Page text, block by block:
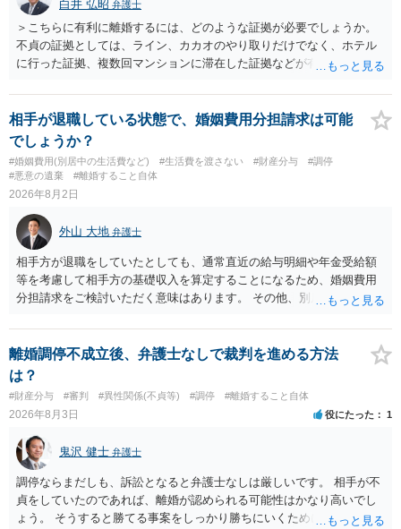
白井 弘昭 弁護士
＞こちらに有利に離婚するには、どのような証拠が必要でしょうか。
不貞の証拠としては、ライン、カカオのやり取りだけでなく、ホテル
に行った証拠、複数回マンションに滞在した証拠などが有効です。 不
婚する、慰謝料をとるなど）ことができると思われます。 ただし、不
貞発覚後、長期間同居を続けると、不貞を許したとの評価につながる
場合がありますので、ご注意ください。 以上、ご参考まで。
相手が退職している状態で、婚姻費用分担請求は可能
でしょうか？
#婚姻費用(別居中の生活費など) #生活費を渡さない #財産分与
#調停
#悪意の遺棄
#離婚すること自体
2026年8月2日
外山 大地 弁護士
相手方が退職をしていたとしても、通常直近の給与明細や年金受給額
等を考慮して相手方の基礎収入を算定することになるため、婚姻費用
分担請求をご検討いただく意味はあります。 その他、別居の経緯、質
て、ご検討いただくのが良いかと思います。
離婚調停不成立後、弁護士なしで裁判を進める方法
は？
#財産分与 #審判 #異性関係(不貞等) #調停 #離婚すること自体
2026年8月3日 役にたった 1
鬼沢 健士 弁護士
調停ならまだしも、訴訟となると弁護士なしは厳しいです。 相手が不
貞をしていたのであれば、離婚が認められる可能性はかなり高いでし
ょう。 そうすると勝てる事案をしっかり勝ちにいくためにも弁護士委